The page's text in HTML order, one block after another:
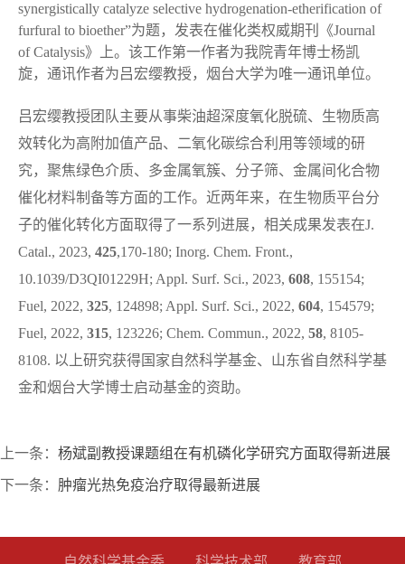
synergistically catalyze selective hydrogenation-etherification of
furfural to bioether”为题，发表在催化类权威期刊《Journal
of Catalysis》上。该工作第一作者为我院青年博士杨凯
旋，通讯作者为吕宏缨教授，烟台大学为唯一通讯单位。
吕宏缨教授团队主要从事柴油超深度氧化脱硫、生物质高
效转化为高附加值产品、二氧化碳综合利用等领域的研
究，聚焦绿色介质、多金属氧簇、分子筛、金属间化合物
催化材料制备等方面的工作。近两年来，在生物质平台分
子的催化转化方面取得了一系列进展，相关成果发表在J.
Catal., 2023, 425,170-180; Inorg. Chem. Front.,
10.1039/D3QI01229H; Appl. Surf. Sci., 2023, 608, 155154;
Fuel, 2022, 325, 124898; Appl. Surf. Sci., 2022, 604, 154579;
Fuel, 2022, 315, 123226; Chem. Commun., 2022, 58, 8105-
8108. 以上研究获得国家自然科学基金、山东省自然科学基
金和烟台大学博士启动基金的资助。
上一条： 杨斌副教授课题组在有机磷化学研究方面取得新进展
下一条： 肿瘤光热免疫治疗取得最新进展